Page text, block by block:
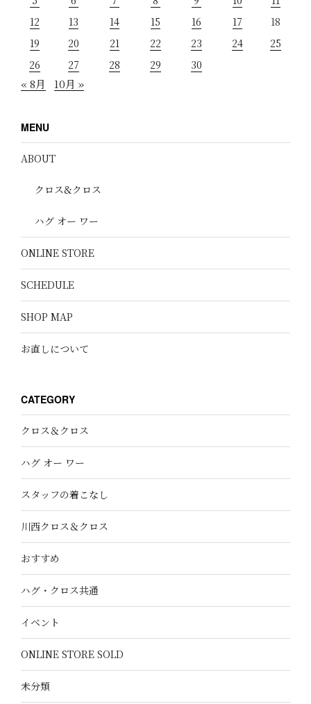
12
13 14 15 16 17
18
19
20 21 22 23 24
25
26
27 28 29 30
« 8月 10月 »
MENU
ABOUT
クロス&クロス
ハグ オー ワー
ONLINE STORE
SCHEDULE
SHOP MAP
お直しについて
CATEGORY
クロス＆クロス
ハグ オー ワー
スタッフの着こなし
川西クロス＆クロス
おすすめ
ハグ・クロス共通
イベント
ONLINE STORE SOLD
未分類